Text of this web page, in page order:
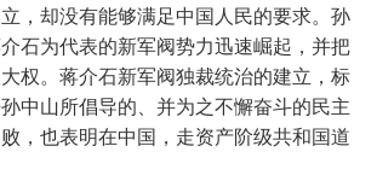
，却没有能够满足中国人民的要求。孙
石为代表的新军阀势力迅速崛起，并把
权。蒋介石新军阀独裁统治的建立，标
中山所倡导的、并为之不懈奋斗的民主
，也表明在中国，走资产阶级共和国道